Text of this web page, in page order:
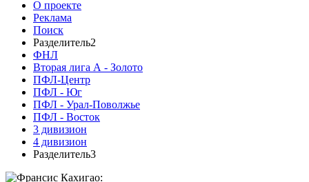
О проекте
Реклама
Поиск
Разделитель2
ФНЛ
Вторая лига А - Золото
ПФЛ-Центр
ПФЛ - Юг
ПФЛ - Урал-Поволжье
ПФЛ - Восток
3 дивизион
4 дивизион
Разделитель3